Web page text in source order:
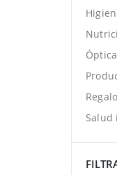
Óptica
Salud